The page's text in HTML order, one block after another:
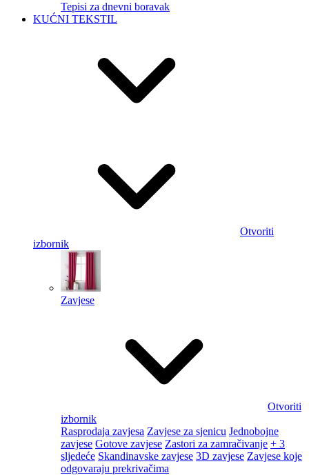
Tepisi za dnevni boravak
KUĆNI TEKSTIL
Otvoriti
izbornik
Zavjese
Otvoriti
izbornik
Rasprodaja zavjesa Zavjese za sjenicu Jednobojne
zavjese Gotove zavjese Zastori za zamračivanje + 3
sljedeće Skandinavske zavjese 3D zavjese Zavjese koje
odgovaraju prekrivačima